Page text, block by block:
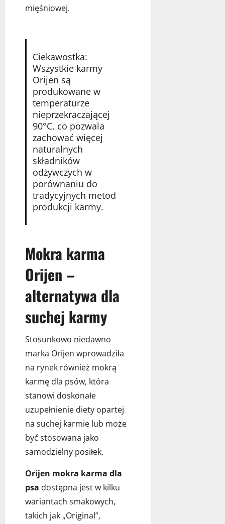
mięśniowej.
Ciekawostka:
Wszystkie karmy
Orijen są
produkowane w
temperaturze
nieprzekraczającej
90°C, co pozwala
zachować więcej
naturalnych
składników
odżywczych w
porównaniu do
tradycyjnych metod
produkcji karmy.
Mokra karma
Orijen –
alternatywa dla
suchej karmy
Stosunkowo niedawno
marka Orijen wprowadziła
na rynek również mokrą
karmę dla psów, która
stanowi doskonałe
uzupełnienie diety opartej
na suchej karmie lub może
być stosowana jako
samodzielny posiłek.
Orijen mokra karma dla
psa dostępna jest w kilku
wariantach smakowych,
takich jak „Original”,